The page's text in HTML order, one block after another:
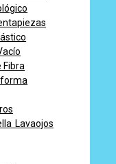
Fibra
Lavaojos